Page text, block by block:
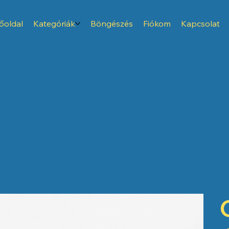
Kategóriák Böngészés Fiókom Kapcsolat